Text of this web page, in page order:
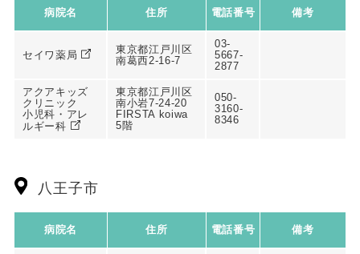
病院名 住所 電話番号 備考
セイワ薬局
東京都江戸川区
南葛西2-16-7
03-
5667-
2877
アクアキッズ
クリニック
小児科・アレ
ルギー科
東京都江戸川区
南小岩7-24-20
FIRSTA koiwa
5階
050-
3160-
8346
八王子市
病院名 住所 電話番号 備考